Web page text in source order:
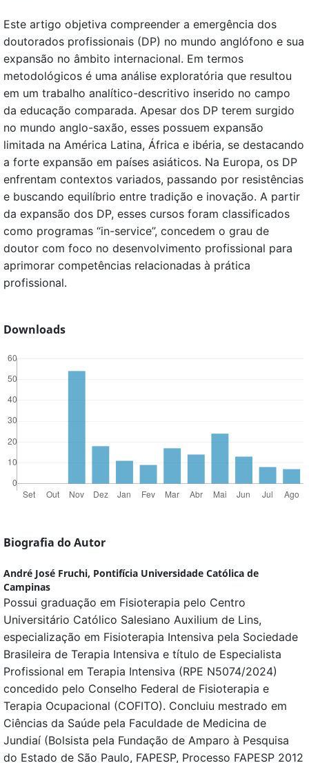
Este artigo objetiva compreender a emergência dos
doutorados profissionais (DP) no mundo anglófono e sua
expansão no âmbito internacional. Em termos
metodológicos é uma análise exploratória que resultou
em um trabalho analítico-descritivo inserido no campo
da educação comparada. Apesar dos DP terem surgido
no mundo anglo-saxão, esses possuem expansão
limitada na América Latina, África e ibéria, se destacando
a forte expansão em países asiáticos. Na Europa, os DP
enfrentam contextos variados, passando por resistências
e buscando equilíbrio entre tradição e inovação. A partir
da expansão dos DP, esses cursos foram classificados
como programas “in-service”, concedem o grau de
doutor com foco no desenvolvimento profissional para
aprimorar competências relacionadas à prática
profissional.
Downloads
Biografia do Autor
André José Fruchi, Pontifícia Universidade Católica de
Campinas
Possui graduação em Fisioterapia pelo Centro
Universitário Católico Salesiano Auxilium de Lins,
especialização em Fisioterapia Intensiva pela Sociedade
Brasileira de Terapia Intensiva e título de Especialista
Profissional em Terapia Intensiva (RPE N5074/2024)
concedido pelo Conselho Federal de Fisioterapia e
Terapia Ocupacional (COFITO). Concluiu mestrado em
Ciências da Saúde pela Faculdade de Medicina de
Jundiaí (Bolsista pela Fundação de Amparo à Pesquisa
do Estado de São Paulo, FAPESP, Processo FAPESP 2012